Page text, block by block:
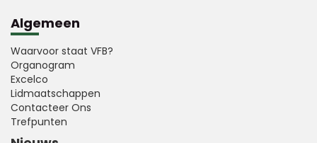
Algemeen
Waarvoor staat VFB?
Organogram
Excelco
Lidmaatschappen
Contacteer Ons
Trefpunten